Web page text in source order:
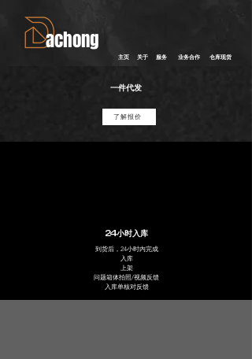
achong
主页 关于 服务 业务合作 仓库现货
一件代发
了解报价
24小时入库
到货后，24小时内完成
入库
上架
​问题箱体拍照/视频反馈
​入库单核对反馈